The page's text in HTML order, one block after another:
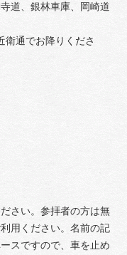
道、銀林車庫、岡崎道
衛通でお降りくださ
さい。参拝者の方は無
用ください。名前の記
スですので、車を止め